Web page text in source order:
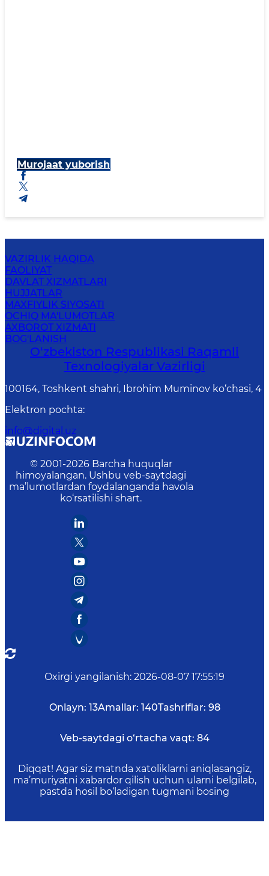
Murojaat yuborish
VAZIRLIK HAQIDA
FAOLIYAT
DAVLAT XIZMATLARI
HUJJATLAR
MAXFIYLIK SIYOSATI
OCHIQ MA'LUMOTLAR
AXBOROT XIZMATI
BOG'LANISH
O‘zbekiston Respublikasi Raqamli
Texnologiyalar Vazirligi
100164, Toshkent shahri, Ibrohim Muminov ko‘chasi, 4
Elektron pochta:
info@digital.uz
© 2001-2026 Barcha huquqlar
himoyalangan. Ushbu veb-saytdagi
ma’lumotlardan foydalanganda havola
ko‘rsatilishi shart.
Oxirgi yangilanish: 2026-08-07 17:55:19
Onlayn: 13Amallar: 140Tashriflar: 98
Veb-saytdagi o‘rtacha vaqt: 84
Diqqat! Agar siz matnda xatoliklarni aniqlasangiz,
ma’muriyatni xabardor qilish uchun ularni belgilab,
pastda hosil bo‘ladigan tugmani bosing